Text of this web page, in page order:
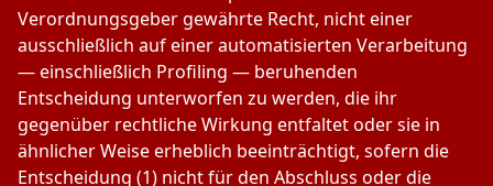
Verordnungsgeber gewährte Recht, nicht einer
ausschließlich auf einer automatisierten Verarbeitung
— einschließlich Profiling — beruhenden
Entscheidung unterworfen zu werden, die ihr
gegenüber rechtliche Wirkung entfaltet oder sie in
ähnlicher Weise erheblich beeinträchtigt, sofern die
Entscheidung (1) nicht für den Abschluss oder die